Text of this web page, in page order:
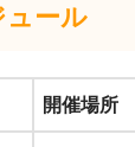
ュール
開催場所